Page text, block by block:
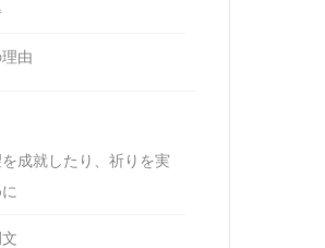
由
成就したり、祈りを実